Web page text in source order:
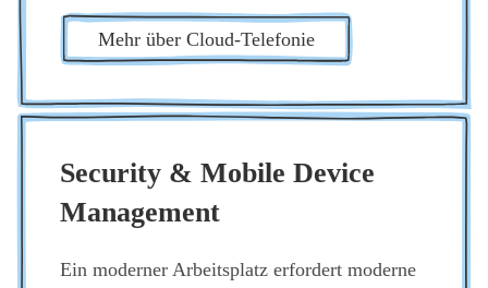
Mehr über Cloud-Tele­fo­nie
Secu­ri­ty & Mobi­le Device
Manage­ment
Ein moder­ner Arbeits­platz erfor­dert moder­ne